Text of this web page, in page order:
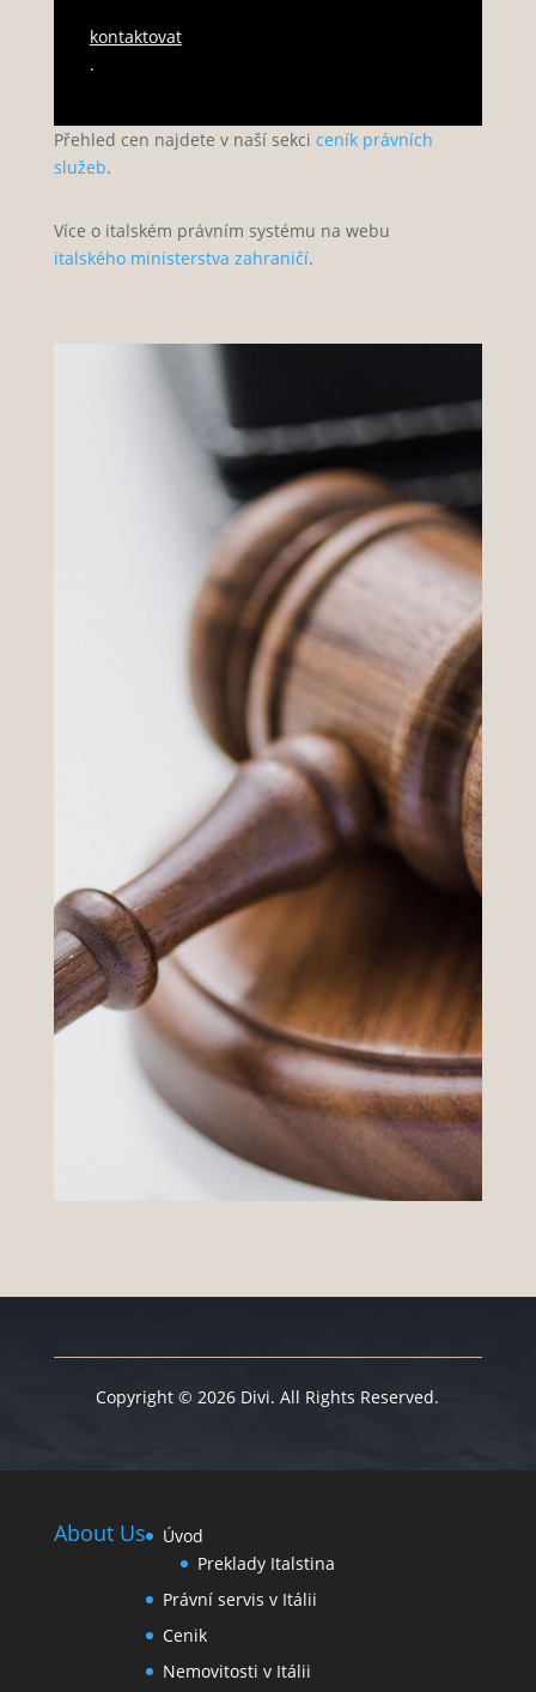
kontaktovat
.
Přehled cen najdete v naší sekci ceník právních
služeb.
Více o italském právním systému na webu
italského ministerstva zahraničí.
Copyright © 2026 Divi. All Rights Reserved.
About Us
Úvod
Preklady Italstina
Právní servis v Itálii
Cenik
Nemovitosti v Itálii